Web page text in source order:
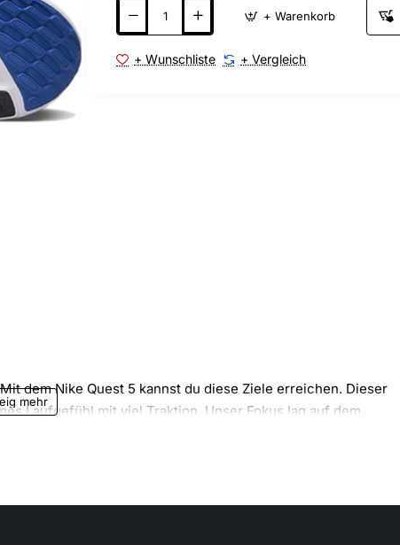
+ Warenkorb
+ Wunschliste + Vergleich
dem Nike Quest 5 kannst du diese Ziele erreichen. Dieser
Laufgefühl mit viel Traktion. Unser Fokus lag auf dem